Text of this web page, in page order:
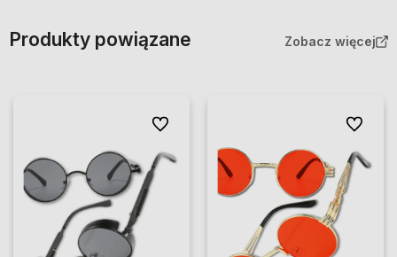
Produkty powiązane Zobacz więcej
Do ulubionych Do